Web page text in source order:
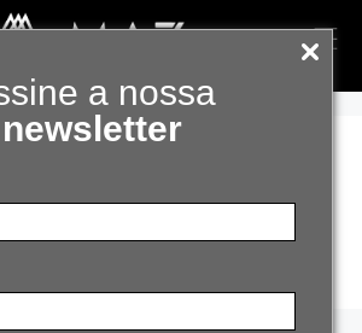
a nossa
newsletter
entre
e escalar